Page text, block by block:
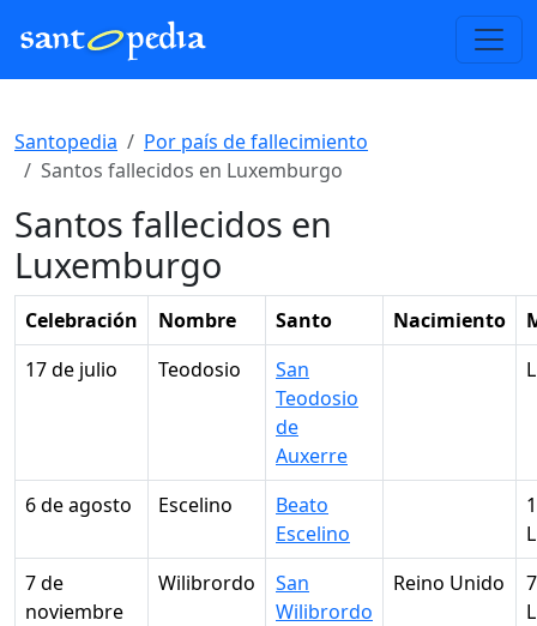
Santopedia
Por país de fallecimiento
Santos fallecidos en Luxemburgo
Santos fallecidos en
Luxemburgo
Celebración Nombre Santo Nacimiento
17 de julio
Teodosio
San
Teodosio
de
Auxerre
6 de agosto Escelino
Beato
Escelino
7 de
noviembre
Wilibrordo
San
Wilibrordo
Reino Unido